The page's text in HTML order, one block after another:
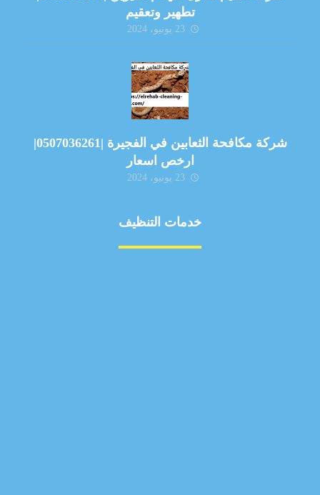
تطهير وتعقيم
23 يونيو، 2024
شركة مكافحة الثعابين في الفجيرة |0507036261|
ارخص اسعار
23 يونيو، 2024
خدمات التنظيف